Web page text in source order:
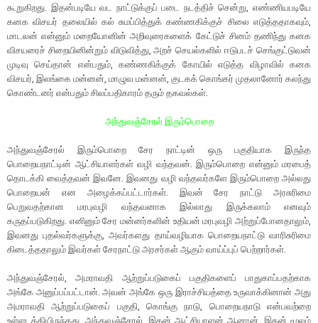
கூறுகிறது. இதன்படியே வட நாட்டுக்குப் படை நடத்திச் சென்று, எண்ணியபடியே
கனக விசயர் தலையில் கல் சுமப்பித்துக் கண்ணகிக்குச் சிலை எடுத்ததாகவும்,
மாடலன் என்னும் மறையோனின் அறிவுரைகளைக் கேட்டுச் சினம் தணிந்து கனக
விசயரைச் சிறையினின்றும் விடுவித்து, அறச் செயல்களில் ஈடுபடச் செங்குட்டுவன்
முடிவு செய்தான் என்பதும், கண்ணகிக்குக் கோயில் எடுத்த விழாவில் கனக
விசயர், இலங்கை மன்னன், மாழுவ மன்னன், குடகக் கொங்கர் முதலானோர் கலந்து
கொண்டனர் என்பதும் சிலப்பதிகாரம் தரும் தகவல்கள்.
அந்துவஞ்சேரல் இரும்பொறை
அந்துவஞ்சேரல் இரும்பொறை சேர நாட்டின் ஒரு பகுதியாக இருந்த
பொறையநாட்டின் ஆட்சியாளர்கள் வழி வந்தவன். இரும்பொறை என்னும் மரபைத்
தொடக்கி வைத்தவன் இவனே. இவனது வழி வந்தவர்களே இரும்பொறை அல்லது
பொறையன் என அழைக்கப்பட்டார்கள். இவன் சேர நாட்டு அரசுரிமை
பெறுவதற்கான மரபுவழி வந்தவனாக இல்லாது இருக்கலாம் எனவும்
கருதப்படுகிறது. எனினும் சேர மன்னர்களின் உதியன் மரபுவழி அற்றுப்போனதாலும்,
இவனது புதல்வர்களுக்கு, அவர்களது தாய்வழியாக பொறையநாட்டு வாரிசுரிமை
கிடைத்ததாலும் இவர்கள் சேரநாட்டு அரசர்கள் ஆகும் வாய்ப்புப் பெற்றார்கள்.
அந்துவஞ்சேரல், அமராவதி ஆற்றுப்படுகைப் பகுதிகளைப் பாதுகாப்பதற்காக
அங்கே அனுப்பப்பட்டான். அவன் அங்கே ஒரு இராச்சியத்தை உருவாக்கினான் அது
அமராவதி ஆற்றுப்படுகைப் பகுதி, கொங்கு நாடு, பொறையநாடு என்பவற்றை
உள்ளடக்கியிருந்தது. அந்துவஞ்சேரல், இதன் ஆட்சியாளன் ஆனான். இதன் மூலம்